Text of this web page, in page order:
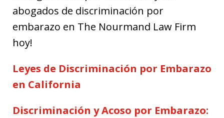
abogados de discriminación por
embarazo en The Nourmand Law Firm
hoy!
Leyes de Discriminación por Embarazo
en California
Discriminación y Acoso por Embarazo: